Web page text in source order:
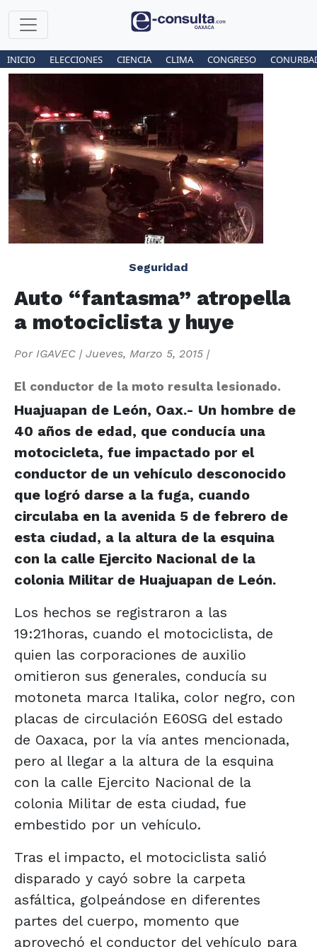
INICIO ELECCIONES CIENCIA CLIMA CONGRESO
Seguridad
Auto “fantasma” atropella
a motociclista y huye
Por IGAVEC | Jueves, Marzo 5, 2015 |
El conductor de la moto resulta lesionado.
Huajuapan de León, Oax.- Un hombre de
40 años de edad, que conducía una
motocicleta, fue impactado por el
conductor de un vehículo desconocido
que logró darse a la fuga, cuando
circulaba en la avenida 5 de febrero de
esta ciudad, a la altura de la esquina
con la calle Ejercito Nacional de la
colonia Militar de Huajuapan de León.
Los hechos se registraron a las
19:21horas, cuando el motociclista, de
quien las corporaciones de auxilio
omitieron sus generales, conducía su
motoneta marca Italika, color negro, con
placas de circulación E60SG del estado
de Oaxaca, por la vía antes mencionada,
pero al llegar a la altura de la esquina
con la calle Ejercito Nacional de la
colonia Militar de esta ciudad, fue
embestido por un vehículo.
Tras el impacto, el motociclista salió
disparado y cayó sobre la carpeta
asfáltica, golpeándose en diferentes
partes del cuerpo, momento que
aprovechó el conductor del vehículo para